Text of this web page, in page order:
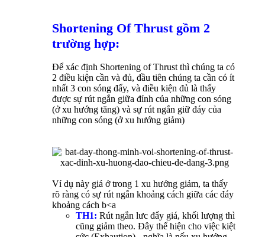
Shortening Of Thrust gồm 2
trường hợp:
Để xác định Shortening of Thrust thì chúng ta có
2 điều kiện cần và đủ, đầu tiên chúng ta cần có ít
nhất 3 con sóng đẩy, và điều kiện đủ là thấy
được sự rút ngắn giữa đỉnh của những con sóng
(ở xu hướng tăng) và sự rút ngắn giữ đáy của
những con sóng (ở xu hướng giảm)
Ví dụ này giá ở trong 1 xu hướng giảm, ta thấy
rõ ràng có sự rút ngắn khoảng cách giữa các đáy
khoảng cách b<a
TH1: Rút ngắn lưc đẩy giá, khối lượng thì
cũng giảm theo. Đây thể hiện cho việc kiệt